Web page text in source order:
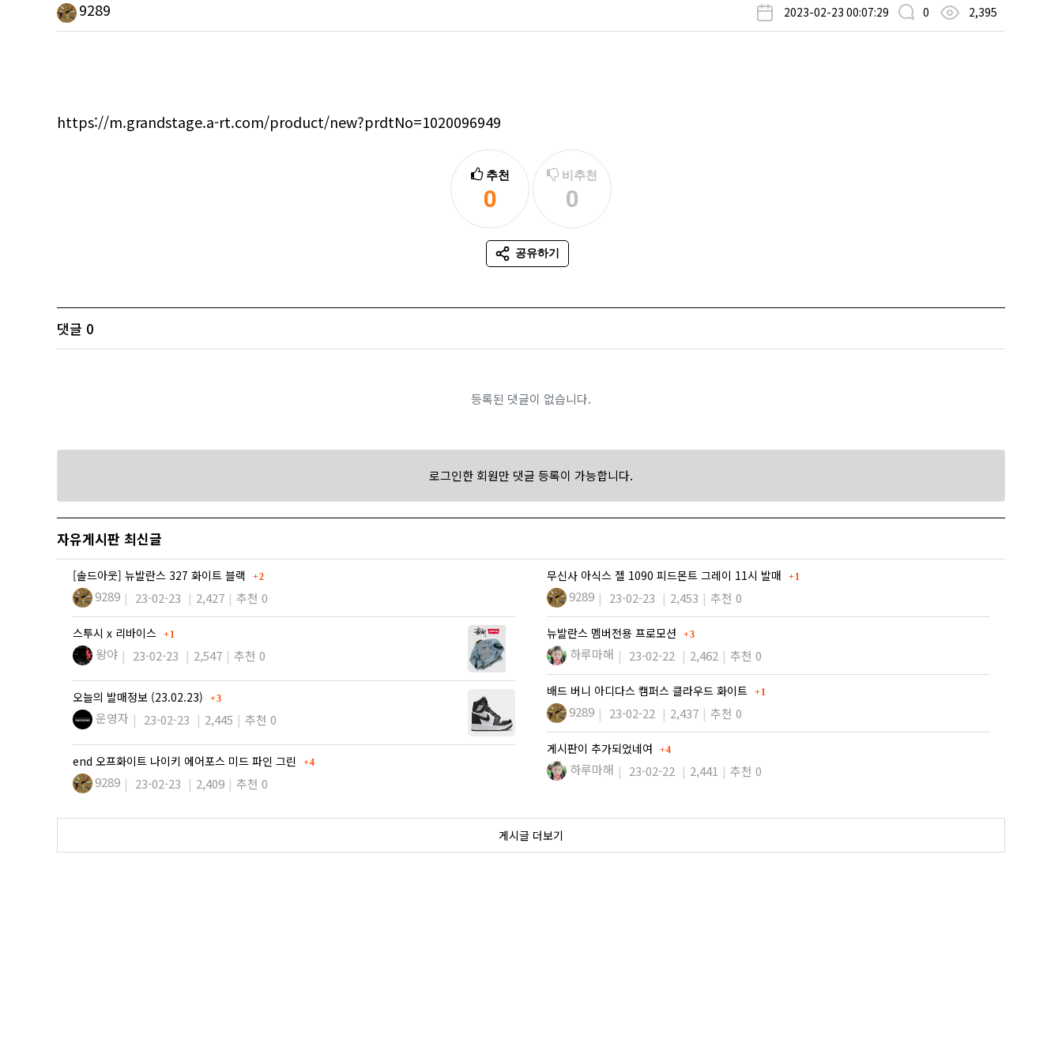
9289
2023-02-23 00:07:29 0 2,395
https://m.grandstage.a-rt.com/product/new?prdtNo=1020096949
추천
0
추천
비추천
0
비추천
공유하기
SNS 공유
댓글 0
등록된 댓글이 없습니다.
로그인한 회원만 댓글 등록이 가능합니다.
자유게시판 최신글
[솔드아웃] 뉴발란스 327 화이트 블랙 댓글
2
9289 23-02-23 2,427 추천 0
스투시 x 리바이스 댓글
1
왕야 23-02-23 2,547 추천 0
오늘의 발매정보 (23.02.23) 댓글
3
운영자 23-02-23 2,445 추천 0
end 오프화이트 나이키 에어포스 미드 파인 그린 댓글
4
9289 23-02-23 2,409 추천 0
무신사 아식스 젤 1090 피드몬트 그레이 11시 발매 댓글
1
9289 23-02-23 2,453 추천 0
뉴발란스 멤버전용 프로모션 댓글
3
하루마해 23-02-22 2,462 추천 0
배드 버니 아디다스 캠퍼스 클라우드 화이트 댓글
1
9289 23-02-22 2,437 추천 0
게시판이 추가되었네여 댓글
4
하루마해 23-02-22 2,441 추천 0
게시글 더보기